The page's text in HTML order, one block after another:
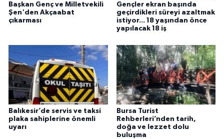
Başkan Genç ve Milletvekili
Şen'den Akçaabat
çıkarması
Gençler ekran başında
geçirdikleri süreyi azaltmak
istiyor... 18 yaşından önce
yapılacak 18 iş
Balıkesir’de servis ve taksi
plaka sahiplerine önemli
uyarı
Bursa Turist
Rehberleri’nden tarih,
doğa ve lezzet dolu
buluşma